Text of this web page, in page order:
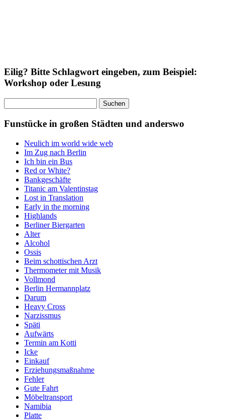
Eilig? Bitte Schlagwort eingeben, zum Beispiel:
Workshop oder Lesung
nach:
Funstücke in großen Städten und anderswo
Neulich im world wide web
Im Zug nach Berlin
Ich bin ein Bus
Red or White?
Bankgeschäfte
Titanic am Valentinstag
Lost in Translation
Early in the morning
Highlands
Berliner Biergarten
Alter
Alcohol
Ossis
Beim schottischen Arzt
Thermometer mit Musik
Vollmond
Berlin Hermannplatz
Darum
Heavy Cross
Narzissmus
Späti
Aufwärts
Termin am Kotti
Icke
Einkauf
Erziehungsmaßnahme
Fehler
Gute Fahrt
Möbeltransport
Namibia
Platte